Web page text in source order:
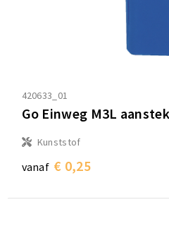
420633_01
Go Einweg M3L
Kunststof
vanaf € 0,25